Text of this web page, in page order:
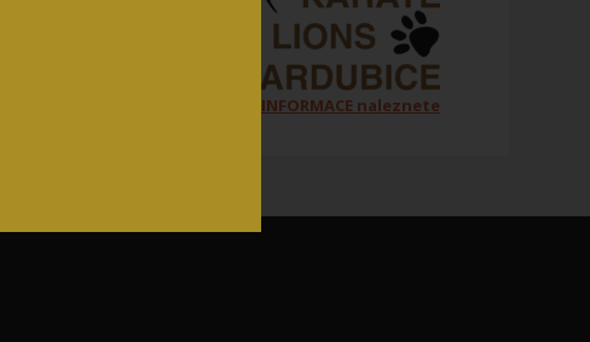
Všechny ORGANIZAČNÍ INFORMACE naleznete